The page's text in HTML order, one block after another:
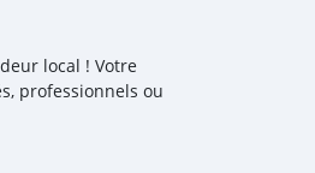
local ! Votre
professionnels ou